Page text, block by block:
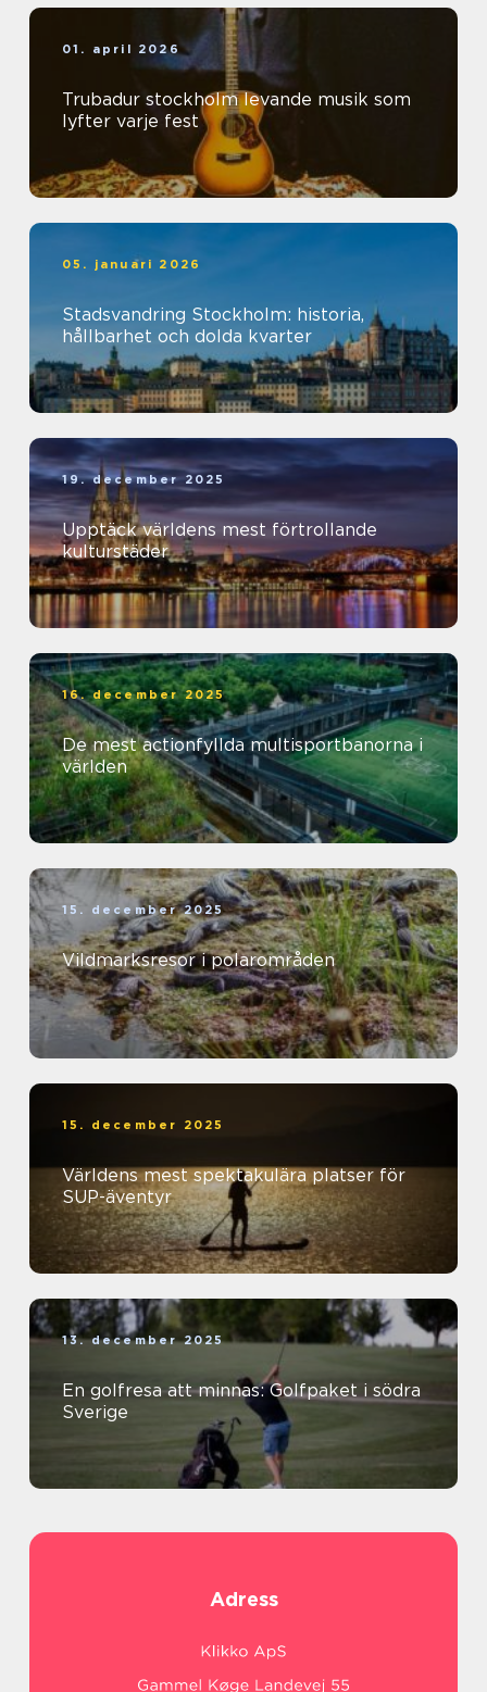
01. april 2026
Trubadur stockholm levande musik som
lyfter varje fest
05. januari 2026
Stadsvandring Stockholm: historia,
hållbarhet och dolda kvarter
19. december 2025
Upptäck världens mest förtrollande
kulturstäder
16. december 2025
De mest actionfyllda multisportbanorna i
världen
15. december 2025
Vildmarksresor i polarområden
15. december 2025
Världens mest spektakulära platser för
SUP-äventyr
13. december 2025
En golfresa att minnas: Golfpaket i södra
Sverige
Adress